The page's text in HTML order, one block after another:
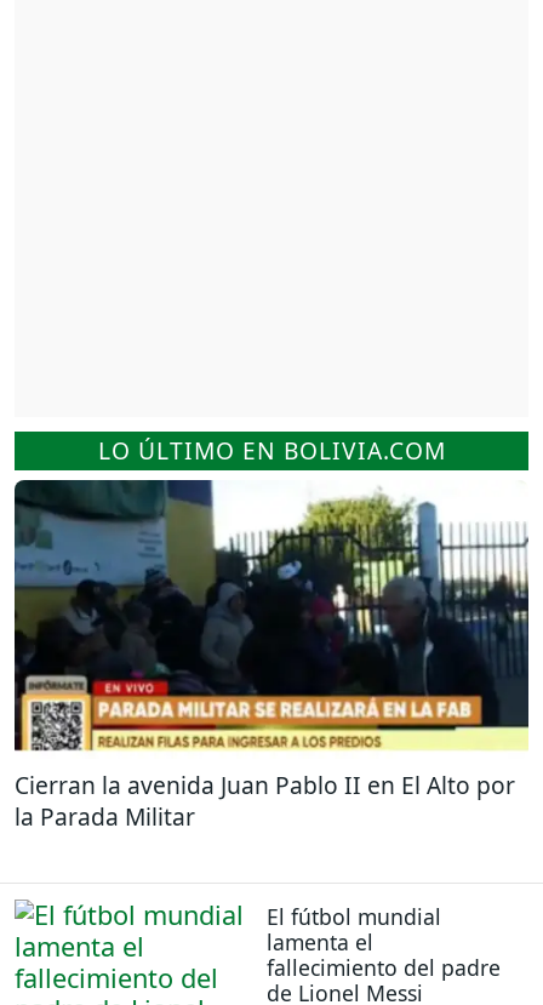
LO ÚLTIMO EN BOLIVIA.COM
Cierran la avenida Juan Pablo II en El Alto por
la Parada Militar
El fútbol mundial
lamenta el
fallecimiento del padre
de Lionel Messi